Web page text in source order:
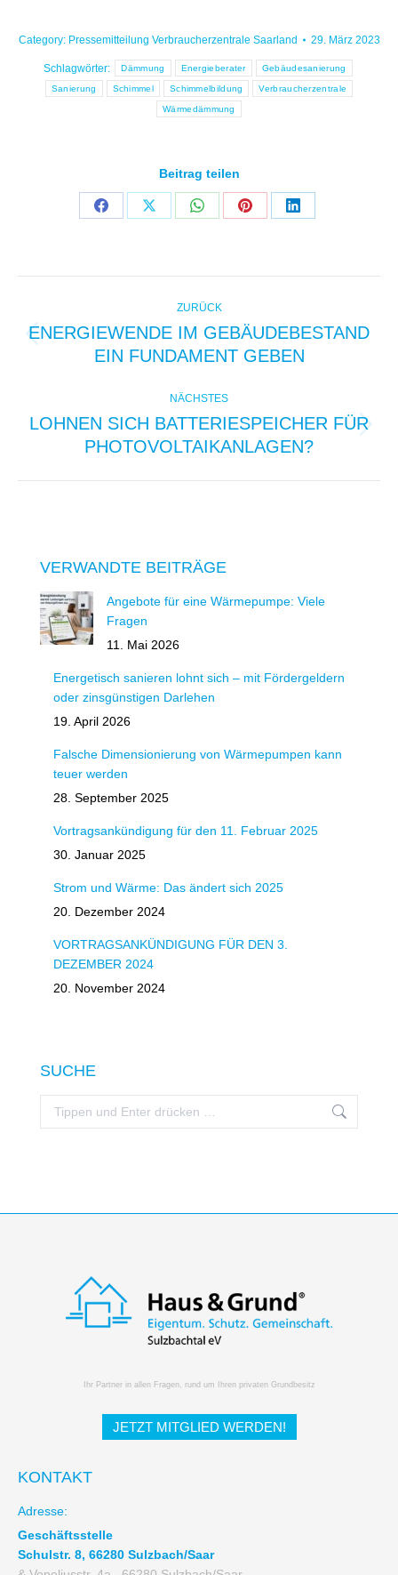
Category: Pressemitteilung Verbraucherzentrale Saarland 29. März 2023
Schlagwörter: Dämmung Energieberater Gebäudesanierung
Sanierung Schimmel Schimmelbildung Verbraucherzentrale
Wärmedämmung
Beitrag teilen
Share
Share
Share
Share
Share
ZURÜCK
Vorheriger
Beitrag:
ENERGIEWENDE IM GEBÄUDEBESTAND
EIN FUNDAMENT GEBEN
NÄCHSTES
Nächster
Beitrag:
LOHNEN SICH BATTERIESPEICHER FÜR
PHOTOVOLTAIKANLAGEN?
VERWANDTE BEITRÄGE
Angebote für eine Wärmepumpe: Viele
Fragen
11. Mai 2026
Energetisch sanieren lohnt sich – mit Fördergeldern
oder zinsgünstigen Darlehen
19. April 2026
Falsche Dimensionierung von Wärmepumpen kann
teuer werden
28. September 2025
Vortragsankündigung für den 11. Februar 2025
30. Januar 2025
Strom und Wärme: Das ändert sich 2025
20. Dezember 2024
VORTRAGSANKÜNDIGUNG FÜR DEN 3.
DEZEMBER 2024
20. November 2024
SUCHE
Search:
Ihr Partner in allen Fragen, rund um Ihren privaten Grundbesitz
JETZT MITGLIED WERDEN!
KONTAKT
Adresse:
Geschäftsstelle
Schulstr. 8, 66280 Sulzbach/Saar